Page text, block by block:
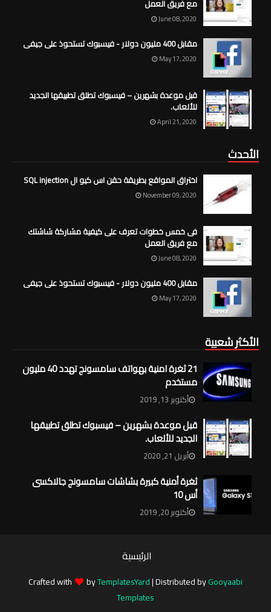
مع فريق العمل
June 08, 2020
مقابل 400 مليون دولار - فيسبوك تستحوذ على جيفى
May 17, 2020
قبل موعدة بشهرين – فيسبوك تطلق تطبيقها الجديد
للألعاب.
April 21, 2020
الأحدث
اختراق المواقع بطريقة حقن اس كيو ال SQL injection
November 09, 2020
فى خمس خطوات تعرف على كيفية مشاركة شاشتك
مع فريق العمل
June 08, 2020
مقابل 400 مليون دولار - فيسبوك تستحوذ على جيفى
May 17, 2020
الأكثر شعبية
21 ثغرة امنية بهواتف سامسونج تهدد 40 مليون
مستخدم
أكتوبر 13, 2019
قبل موعدة بشهرين – فيسبوك تطلق تطبيقها
الجديد للألعاب.
أبريل 21, 2020
ثغرة أمنية كبيرة بشاشات سامسونج جالاكسى
أس 10
أكتوبر 20, 2019
الرئيسية
Crafted with byTemplatesYard| Distributed byGooyaabi
Templates